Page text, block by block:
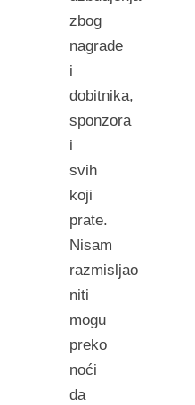
zbog
nagrade
i
dobitnika,
sponzora
i
svih
koji
prate.
Nisam
razmisljao
niti
mogu
preko
noći
da